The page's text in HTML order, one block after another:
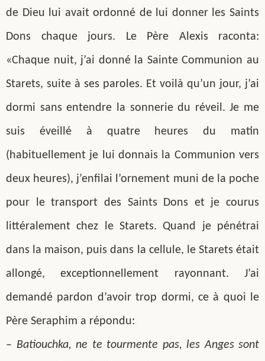
de Dieu lui avait ordonné de lui donner les Saints
Dons chaque jours. Le Père Alexis raconta:
«Chaque nuit, j’ai donné la Sainte Communion au
Starets, suite à ses paroles. Et voilà qu’un jour, j’ai
dormi sans entendre la sonnerie du réveil. Je me
suis éveillé à quatre heures du matin
(habituellement je lui donnais la Communion vers
deux heures), j’enfilai l’ornement muni de la poche
pour le transport des Saints Dons et je courus
littéralement chez le Starets. Quand je pénétrai
dans la maison, puis dans la cellule, le Starets était
allongé, exceptionnellement rayonnant. J’ai
demandé pardon d’avoir trop dormi, ce à quoi le
Père Seraphim a répondu:
– Batiouchka, ne te tourmente pas, les Anges sont